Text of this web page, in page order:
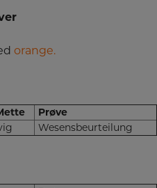
orange.
Prøve
Wesensbeurteilung